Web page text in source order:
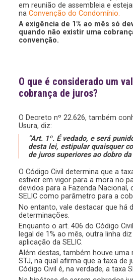
em reunião de assembleia e
naConvenção do Condomínio.
A exigência de 1% ao mês só
quando não existir uma
convenção.
O que é considerado um
cobrança de juros?
O Decreto nº 22.626, também
Usura, diz:
“Art. 1º. É vedado, e será
desta lei, estipular quaisquer
de juros superiores ao dobro da
O Código Civil determina que a
estiver em vigor para a mora no
devidos para a Fazenda Nacional,
SELIC como parâmetro para a
No entanto, vale destacar que há
determinações.
Enquanto o art. 406 do Código
legal de 1% ao mês, outra linha
aplicação da SELIC.
Além destas, também houve uma
STJ, na qual afirma que a taxa de
Código Civil é, na verdade, a taxa